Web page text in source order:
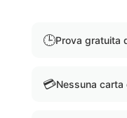
🕒Prova gratuita
💳Nessuna